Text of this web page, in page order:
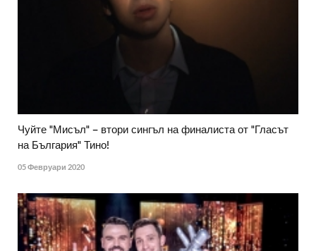
Чуйте "Мисъл" – втори сингъл на финалиста от "Гласът
на България" Тино!
05 Февруари 2020